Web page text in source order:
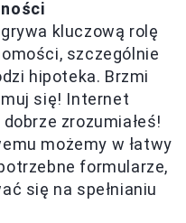
kluczową rolę
szczególnie
hipoteka. Brzmi
się! Internet
zrozumiałeś!
możemy w łatwy
formularze,
się na spełnianiu